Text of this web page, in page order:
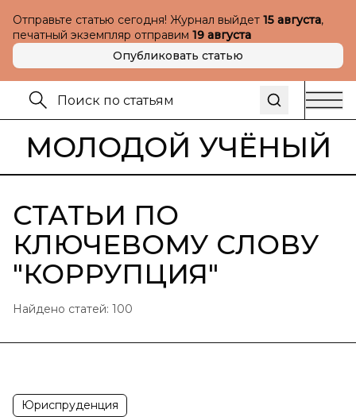
Отправьте статью сегодня! Журнал выйдет 15 августа,
печатный экземпляр отправим 19 августа
Опубликовать статью
МОЛОДОЙ УЧЁНЫЙ
СТАТЬИ ПО
КЛЮЧЕВОМУ СЛОВУ
"КОРРУПЦИЯ"
Найдено статей: 100
Юриспруденция